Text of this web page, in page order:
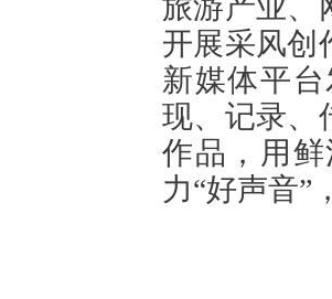
旅游产业、
开展采风创
新媒体平
现、记录、
作品，用
力“好声音”